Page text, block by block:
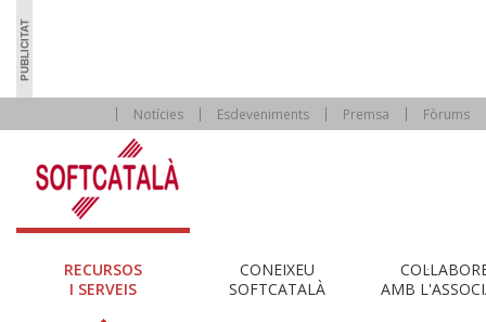
Notícies Esdeveniments Premsa Fòrums
RECURSOS
I SERVEIS
CONEIXEU
SOFTCATALÀ
AMB